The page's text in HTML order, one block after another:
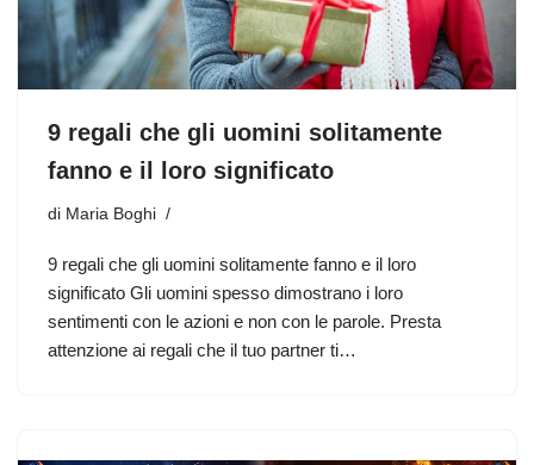
9 regali che gli uomini solitamente
fanno e il loro significato
di Maria Boghi
9 regali che gli uomini solitamente fanno e il loro
significato Gli uomini spesso dimostrano i loro
sentimenti con le azioni e non con le parole. Presta
attenzione ai regali che il tuo partner ti…